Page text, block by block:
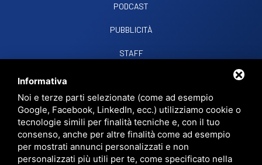
PODCAST
PUBBLICITÀ
STAFF
RADIO SOUND SNCVIALE PAPA GIOVANNI XXIII, 39, 44021 CODIGORO FE
D.L. 34/2019 EROG. PUBBLICHE
PRIVACY•SITEMAP• QUESTO SITO È PROTETTO DA GOOGLE RECAPTCHA
V3,PRIVACY POLICYETERMS OF SERVICEDI GOOGLE.
Informativa
Noi e terze parti selezionate (come ad esempio
Google, Facebook, LinkedIn, ecc.) utilizziamo cookie o
tecnologie simili per finalità tecniche e, con il tuo
consenso, anche per altre finalità come ad esempio
per mostrati annunci personalizzati e non
personalizzati più utili per te, come specificato nella